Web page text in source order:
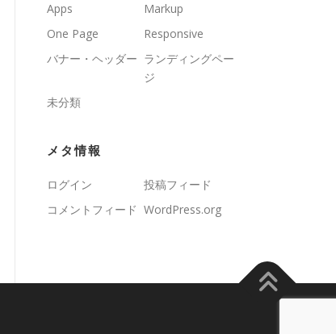
Apps
Markup
One Page
Responsive
バナー・ヘッダー ランディングペー
ジ
未分類
メタ情報
ログイン
投稿フィード
コメントフィード WordPress.org